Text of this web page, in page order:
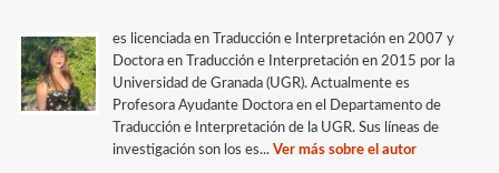
es licenciada en Traducción e Interpretación en 2007 y
Doctora en Traducción e Interpretación en 2015 por la
Universidad de Granada (UGR). Actualmente es
Profesora Ayudante Doctora en el Departamento de
Traducción e Interpretación de la UGR. Sus líneas de
investigación son los es... Ver más sobre el autor